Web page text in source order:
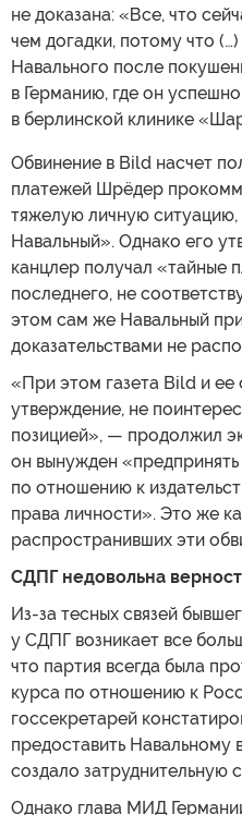
не доказана: «Все, что
чем догадки, потому что
Навального после
в Германию, где он
в берлинской клинике
Обвинение в Bild насчет
платежей Шрёдер
тяжелую личную
Навальный». Однако его
канцлер получал «тайные
последнего, не
этом сам же Навальный
доказательствами не
«При этом газета Bild и ее
утверждение, не
позицией», — продолжил
он вынужден
по отношению к
права личности». Это же
распространивших эти
СДПГ недовольна
Из-за тесных связей
у СДПГ возникает все
что партия всегда была
курса по отношению к
госсекретарей
предоставить
создало затруднительную
Однако глава МИД